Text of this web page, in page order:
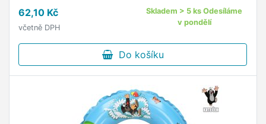
62,10 Kč
včetně DPH
Skladem > 5 ks Odesíláme
v pondělí
Do košíku